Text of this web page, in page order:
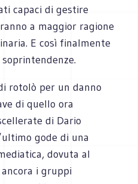
capaci di gestire
a maggior ragione
E così finalmente
rotolò per un danno
di quello ora
di Dario
gode di una
dovuta al
i gruppi